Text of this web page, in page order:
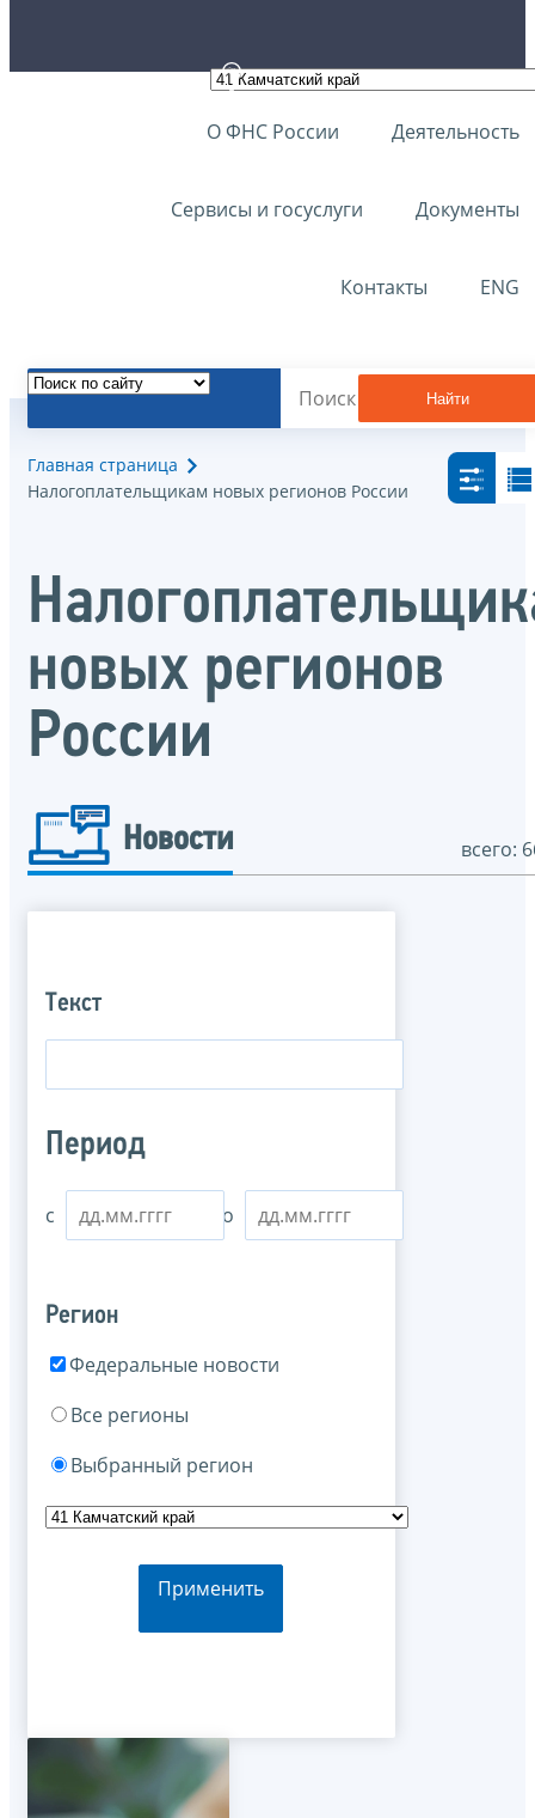
О ФНС России Деятельность
Сервисы и госуслуги Документы
Контакты ENG
Найти
Главная страница
Налогоплательщикам новых регионов России
новых регионов
России
Новости всего:
Текст
Период
с по
Регион
Федеральные новости
Все регионы
Выбранный регион
Применить